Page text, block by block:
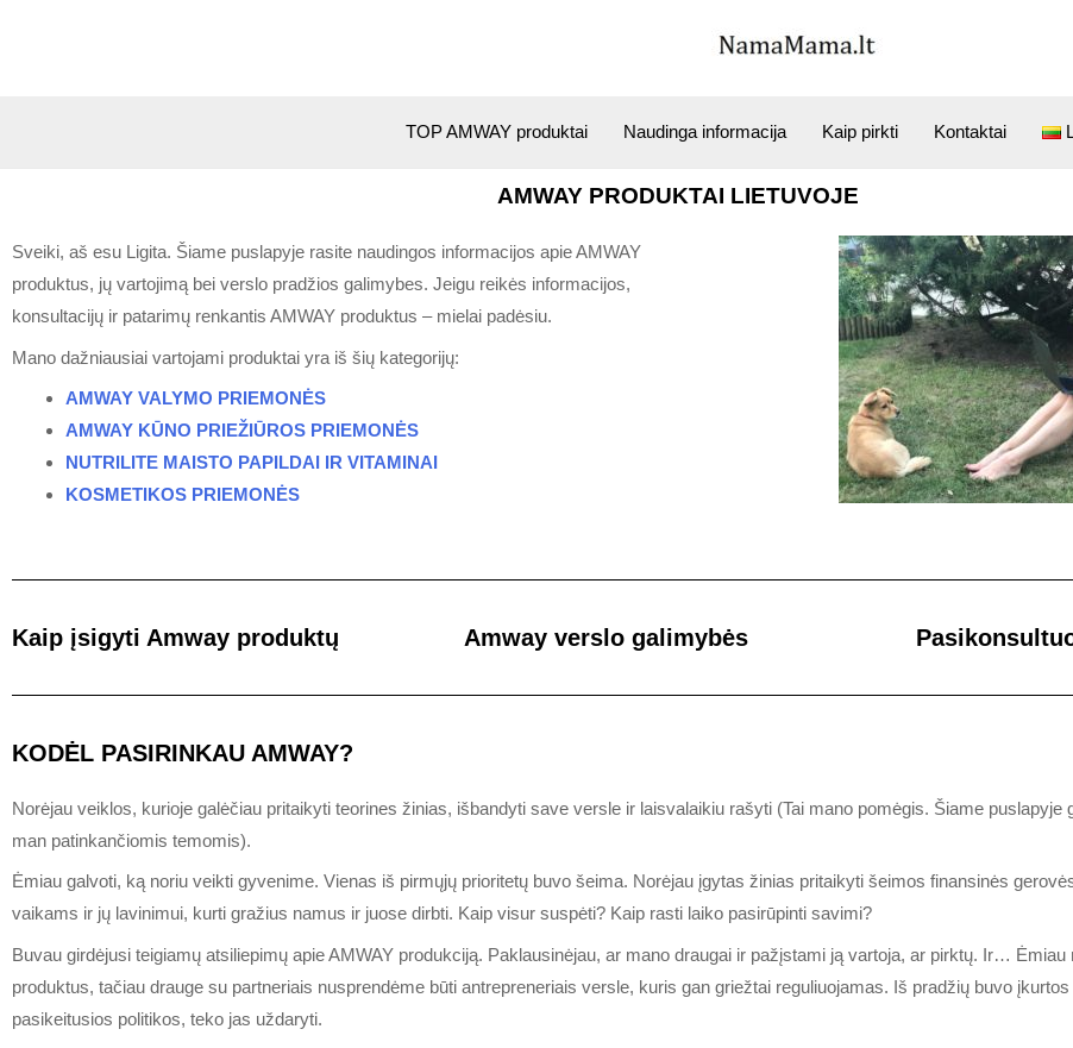
TOP AMWAY produktai Naudinga informacija Kaip pirkti Kontaktai
AMWAY PRODUKTAI LIETUVOJE
Sveiki, aš esu Ligita. Šiame puslapyje rasite naudingos informacijos apie AMWAY
produktus, jų vartojimą bei verslo pradžios galimybes. Jeigu reikės informacijos,
konsultacijų ir patarimų renkantis AMWAY produktus – mielai padėsiu.
Mano dažniausiai vartojami produktai yra iš šių kategorijų:
AMWAY VALYMO PRIEMONĖS
AMWAY KŪNO PRIEŽIŪROS PRIEMONĖS
NUTRILITE MAISTO PAPILDAI IR VITAMINAI
KOSMETIKOS PRIEMONĖS
Kaip įsigyti Amway produktų Amway verslo galimybės
KODĖL PASIRINKAU AMWAY?
Norėjau veiklos, kurioje galėčiau pritaikyti teorines žinias, išbandyti save versle ir laisvalaikiu rašyti (Tai mano pomėgis. Šiame puslapyje
man patinkančiomis temomis).
Ėmiau galvoti, ką noriu veikti gyvenime. Vienas iš pirmųjų prioritetų buvo šeima. Norėjau įgytas žinias pritaikyti šeimos finansinės
vaikams ir jų lavinimui, kurti gražius namus ir juose dirbti. Kaip visur suspėti? Kaip rasti laiko pasirūpinti savimi?
Buvau girdėjusi teigiamų atsiliepimų apie AMWAY produkciją. Paklausinėjau, ar mano draugai ir pažįstami ją vartoja, ar pirktų. Ir… Ėmiau
produktus, tačiau drauge su partneriais nusprendėme būti antrepreneriais versle, kuris gan griežtai reguliuojamas. Iš pradžių buvo
pasikeitusios politikos, teko jas uždaryti.